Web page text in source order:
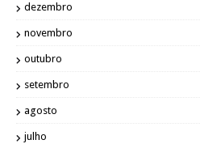
dezembro
novembro
outubro
setembro
agosto
julho